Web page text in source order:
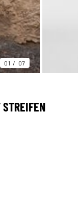
01 07
STREIFEN